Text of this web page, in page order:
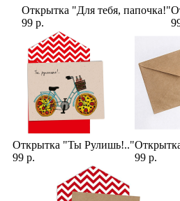
Открытка "Для тебя, папочка!"
99 р.
Открытка "Ты Рулишь!.."
99 р.
99 р.